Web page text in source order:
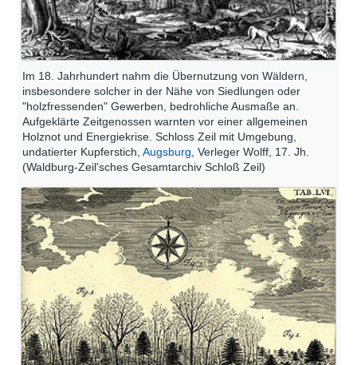
Im 18. Jahrhundert nahm die Übernutzung von Wäldern,
insbesondere solcher in der Nähe von Siedlungen oder
"holzfressenden" Gewerben, bedrohliche Ausmaße an.
Aufgeklärte Zeitgenossen warnten vor einer allgemeinen
Holznot und Energiekrise. Schloss Zeil mit Umgebung,
undatierter Kupferstich, Augsburg , Verleger Wolff, 17. Jh.
(Waldburg-Zeil'sches Gesamtarchiv Schloß Zeil)